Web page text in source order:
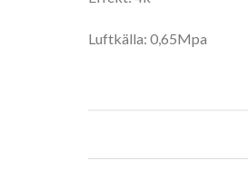
Luftkälla: 0,65Mpa